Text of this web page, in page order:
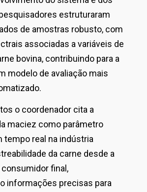
estruturaram
de amostras robusto, com
associadas a variáveis de
bovina, contribuindo para a
modelo de avaliação mais
o coordenador cita a
maciez como parâmetro
tempo real na indústria
da carne desde a
final,
informações precisas para